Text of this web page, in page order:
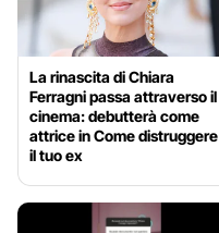
La rinascita di Chiara
Ferragni passa attraverso il
cinema: debutterà come
attrice in Come distruggere
il tuo ex